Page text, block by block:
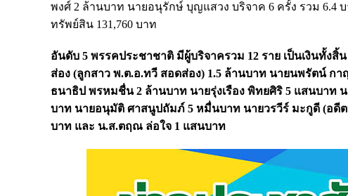
พงศ์ 2 ล้านบาท นายอนุรักษ์ บุญแสวง บริจาค 6 ครั้ง รวม 6.4
ทรัพย์สิน 131,760 บาท
อันดับ 5 พรรคประชาชาติ มีผู้บริจาครวม 12 ราย เป็นเงินทั้ง
ส่อง (ลูกสาว พ.ต.อ.ทวี สอดส่อง) 1.5 ล้านบาท นายนพรัตน์ ก
ธนาธิป พรหมชื่น 2 ล้านบาท นายรุ่งเรือง พิทยศิริ 5 แสนบา
บาท นายอนุมัติ ศาสนูปถัมภ์ 5 หมื่นบาท นายวรวีร์ มะกูดี (อ
บาท และ น.ส.ตฤณ ล่อใจ 1 แสนบาท